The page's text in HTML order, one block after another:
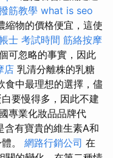
筋教學 what is seo
縮物的價格便宜，這使
士 考試時間 筋絡按摩
可忽略的事實，因此
店 乳清分離株的乳糖
食中最理想的選擇，儘
要慢得多，因此不建
專業化妝品品牌代
含有寶貴的維生素A和
。 網路行銷公司 在